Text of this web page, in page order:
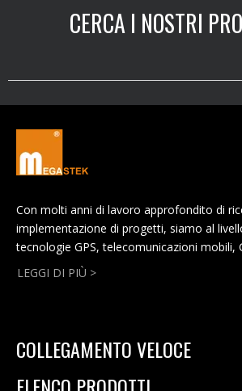
CERCA I NOSTRI
Con molti anni di lavoro approfondito di
implementazione di progetti, siamo al
tecnologie GPS, telecomunicazioni mobili,
LEGGI DI PIÙ >
COLLEGAMENTO VELOCE